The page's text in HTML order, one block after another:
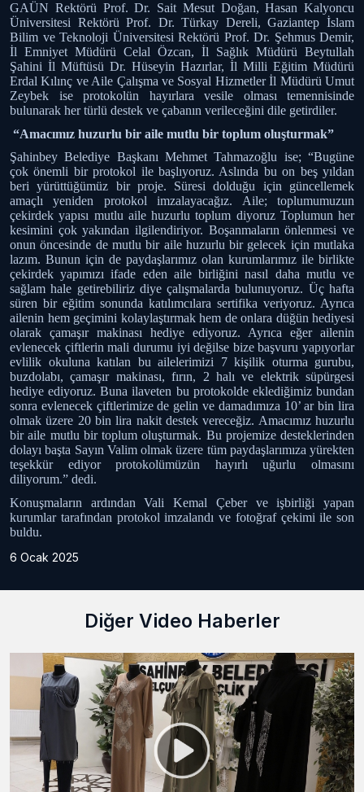
GAÜN Rektörü Prof. Dr. Sait Mesut Doğan, Hasan Kalyoncu
Üniversitesi Rektörü Prof. Dr. Türkay Dereli, Gaziantep İslam
Bilim ve Teknoloji Üniversitesi Rektörü Prof. Dr. Şehmus Demir,
İl Emniyet Müdürü Celal Özcan, İl Sağlık Müdürü Beytullah
Şahini İl Müftüsü Dr. Hüseyin Hazırlar, İl Milli Eğitim Müdürü
Erdal Kılınç ve Aile Çalışma ve Sosyal Hizmetler İl Müdürü Umut
Zeybek ise protokolün hayırlara vesile olması temennisinde
bulunarak her türlü destek ve çabanın verileceğini dile getirdiler.
“Amacımız huzurlu bir aile mutlu bir toplum oluşturmak”
Şahinbey Belediye Başkanı Mehmet Tahmazoğlu ise; “Bugüne
çok önemli bir protokol ile başlıyoruz. Aslında bu on beş yıldan
beri yürüttüğümüz bir proje. Süresi dolduğu için güncellemek
amaçlı yeniden protokol imzalayacağız. Aile; toplumumuzun
çekirdek yapısı mutlu aile huzurlu toplum diyoruz Toplumun her
kesimini çok yakından ilgilendiriyor. Boşanmaların önlenmesi ve
onun öncesinde de mutlu bir aile huzurlu bir gelecek için mutlaka
lazım. Bunun için de paydaşlarımız olan kurumlarımız ile birlikte
çekirdek yapımızı ifade eden aile birliğini nasıl daha mutlu ve
sağlam hale getirebiliriz diye çalışmalarda bulunuyoruz. Üç hafta
süren bir eğitim sonunda katılımcılara sertifika veriyoruz. Ayrıca
ailenin hem geçimini kolaylaştırmak hem de onlara düğün hediyesi
olarak çamaşır makinası hediye ediyoruz. Ayrıca eğer ailenin
evlenecek çiftlerin mali durumu iyi değilse bize başvuru yapıyorlar
evlilik okuluna katılan bu ailelerimizi 7 kişilik oturma gurubu,
buzdolabı, çamaşır makinası, fırın, 2 halı ve elektrik süpürgesi
hediye ediyoruz. Buna ilaveten bu protokolde eklediğimiz bundan
sonra evlenecek çiftlerimize de gelin ve damadımıza 10’ ar bin lira
olmak üzere 20 bin lira nakit destek vereceğiz. Amacımız huzurlu
bir aile mutlu bir toplum oluşturmak. Bu projemize desteklerinden
dolayı başta Sayın Valim olmak üzere tüm paydaşlarımıza yürekten
teşekkür ediyor protokolümüzün hayırlı uğurlu olmasını
diliyorum.” dedi.
Konuşmaların ardından Vali Kemal Çeber ve işbirliği yapan
kurumlar tarafından protokol imzalandı ve fotoğraf çekimi ile son
buldu.
6 Ocak 2025
Diğer Video Haberler